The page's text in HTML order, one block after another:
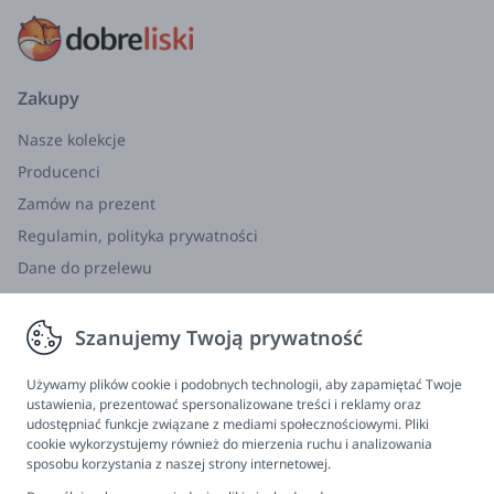
prasować ani nie czyścić chemicznie. Sprawdź
wszystkie metki po otrzymaniu produktu.
roku będąca jedną z wiodących na świecie firm
luksusowych miękkich zabawek.
Wyrafinowane, dziwaczne, nieodparte wzory
wieku, a nawet do dorosłych. Kreacje Jellycat są
niepowtarzalne i warto zatrzymać je na długie,
długie lata.
polietylenowe
Producenta:
Zakupy
Nasze kolekcje
Producenci
Zamów na prezent
Regulamin, polityka prywatności
Dane do przelewu
Zwroty, wymiana, reklamacja
Informacje
Program lojalnościowy
FAQ - najczęściej zadawane pytania
Newsletter
Szanujemy Twoją prywatność
Używamy plików cookie i podobnych technologii, aby zapamiętać Twoje
ustawienia, prezentować spersonalizowane treści i reklamy oraz
udostępniać funkcje związane z mediami społecznościowymi. Pliki
cookie wykorzystujemy również do mierzenia ruchu i analizowania
sposobu korzystania z naszej strony internetowej.